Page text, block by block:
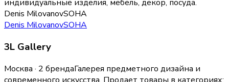
индивидуальные изделия, мебель, декор, посуда.
Denis MilovanovSOHA
Denis MilovanovSOHA
3L Gallery
Москва · 2 брендаГалерея предметного дизайна и